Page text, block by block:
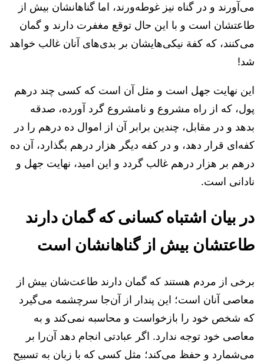
می‌آورند و در گناه نیز غوطه‌ورند، اما گناهانشان بیش از
طاعتشان است و با این حال توقع مغفرت دارند و گمان
می‌کنند، که کفة نیکی‌هایشان بر بدی‌های آنان غالب خواهد
شد!
این نهایت جهل است و مثل آن است که کسی چند درهم
پول، که از راه مشروع و نامشروع گرد آورده، صدقه
بدهد و در مقابل، چندین برابر آن از اموال ده درهم را در
کفه‌ای قرار دهد، و در کفه دیگر هزار درهم بگذارد، آن ده
درهم بر هزار درهم غالب گردد و این امید، نهایت جهل و
نادانی است.
در بیان اشتباه کسانی که گمان دارند
طاعتشان بیش از گناهانشان است
برخی از مردم هستند که گمان دارند طاعت‌شان بیش از
معاصی آنان است؛ این پندار از آن‌جا سرچشمه می‌گیرد
که شخص خود را بازخواست و محاسبه نمی‌کند و به
معاصی خود توجه ندارد. اگر عبادتی انجام دهد آن‌را بر
می‌شمارد و حفظ می‌کند؛ مثل کسی که با زبان به تسبیح